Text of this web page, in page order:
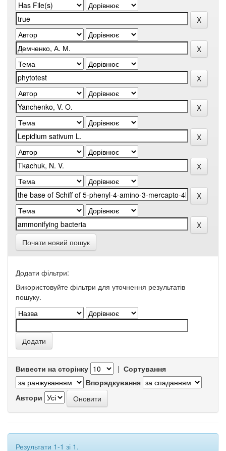
Почати новий пошук
Додати фільтри:
Використовуйте фільтри для уточнення результатів
пошуку.
Вивести на сторінку | Сортування
Впорядкування
Автори
Результати 1-1 зі 1.